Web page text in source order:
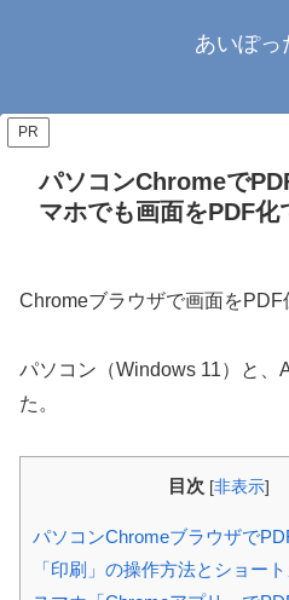
あいぽっ
PR
パソコンChromeで
マホでも画面をPDF化
Chromeブラウザで画面をPDF
パソコン（Windows 11）と、
た。
目次 [非表示]
パソコンChromeブラウザで
「印刷」の操作方法とショー